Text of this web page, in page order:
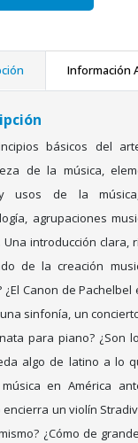
Información
básicos del
de la música,
usos de la música,
agrupaciones
Una introducción
de la creación
¿El Canon de
sinfonía, un
para piano? ¿Son
algo de latino a lo
en América
encierra un violín
¿Cómo de